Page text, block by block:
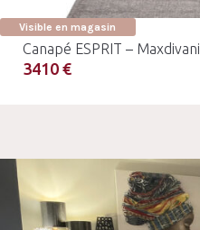
Visible en magasin
Canapé ESPRIT – Maxdivani
3410 €